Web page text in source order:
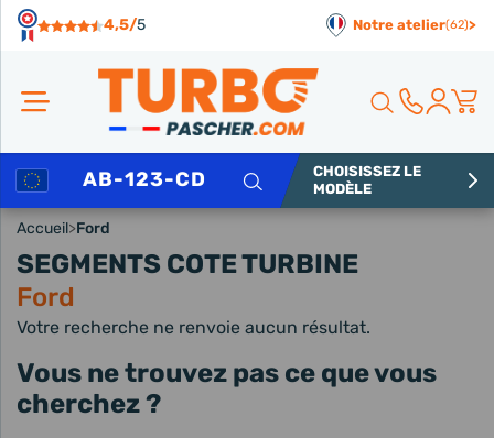
4,5/5 Notre atelier(62)>
Rechercher
CHOISISSEZ LE
MODÈLE
Accueil>Ford
SEGMENTS COTE TURBINE
Ford
Votre recherche ne renvoie aucun résultat.
Vous ne trouvez pas ce que vous
cherchez ?
Panneau de gestion des cookies